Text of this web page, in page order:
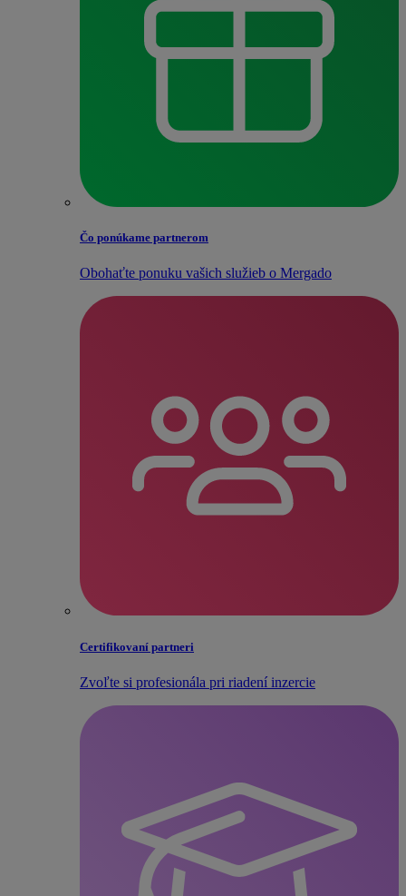
Čo ponúkame partnerom
Obohaťte ponuku vašich služieb o Mergado
Certifikovaní partneri
Zvoľte si profesionála pri riadení inzercie